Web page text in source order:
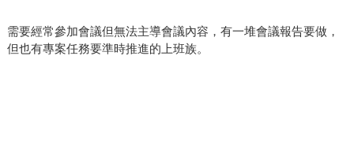
需要經常參加會議但無法主導會議內容，有一堆會議報告要做，
但也有專案任務要準時推進的上班族。